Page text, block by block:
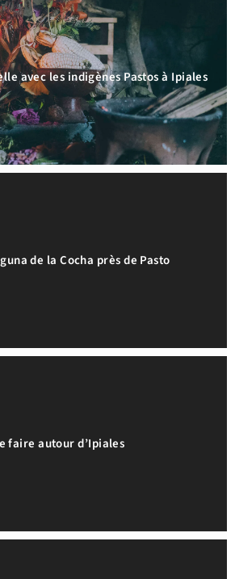
avec les indigènes Pastos à Ipiales
de la Cocha près de Pasto
faire autour d’Ipiales